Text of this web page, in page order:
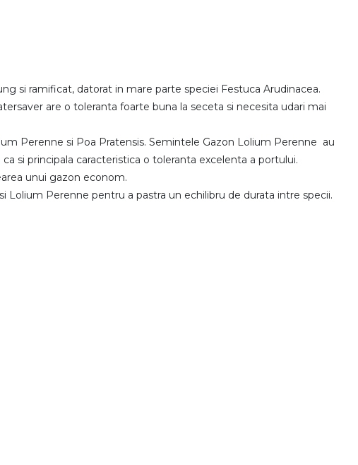
si ramificat, datorat in mare parte speciei Festuca Arudinacea.
are o toleranta foarte buna la seceta si necesita udari mai
Perenne si Poa Pratensis. Semintele Gazon Lolium Perenne au
si principala caracteristica o toleranta excelenta a portului.
unui gazon econom.
Lolium Perenne pentru a pastra un echilibru de durata intre specii.